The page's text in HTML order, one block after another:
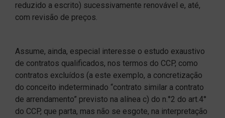
reduzido a escrito) sucessivamente renovável e, até,
com revisão de preços.
Assume, ainda, especial interesse o estudo exaustivo
de contratos qualificados, nos termos do CCP, como
contratos excluídos (a este exemplo, a concretização
do conceito indeterminado “contrato similar a contrato
de arrendamento” previsto na alínea c) do n.°2 do art.4°
do CCP, que parta, mas não se esgote, na interpretação